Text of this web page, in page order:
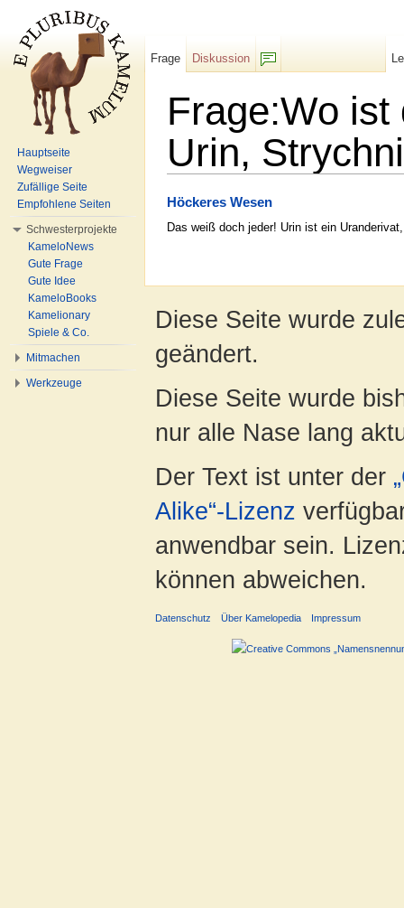
Frage:Wo
Urin,
Höckeres Wesen
Das weiß doch jeder! Urin ist ein
Frage
Diskussion
Hauptseite
Wegweiser
Zufällige Seite
Empfohlene Seiten
Schwesterprojekte
KameloNews
Gute Frage
Gute Idee
KameloBooks
Kamelionary
Spiele & Co.
Mitmachen
Werkzeuge
Diese Seite wurde
geändert.
Diese Seite wurde
nur alle Nase lang
Der Text ist unter der
Alike“-Lizenz
anwendbar sein.
können abweichen.
Datenschutz Über Kamelopedia Impressum